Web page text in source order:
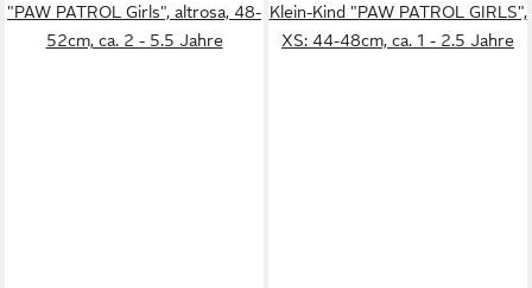
"PAW PATROL Girls", altrosa, 48-
52cm, ca. 2 - 5.5 Jahre
Klein-Kind "PAW PATROL GIRLS",
XS: 44-48cm, ca. 1 - 2.5 Jahre